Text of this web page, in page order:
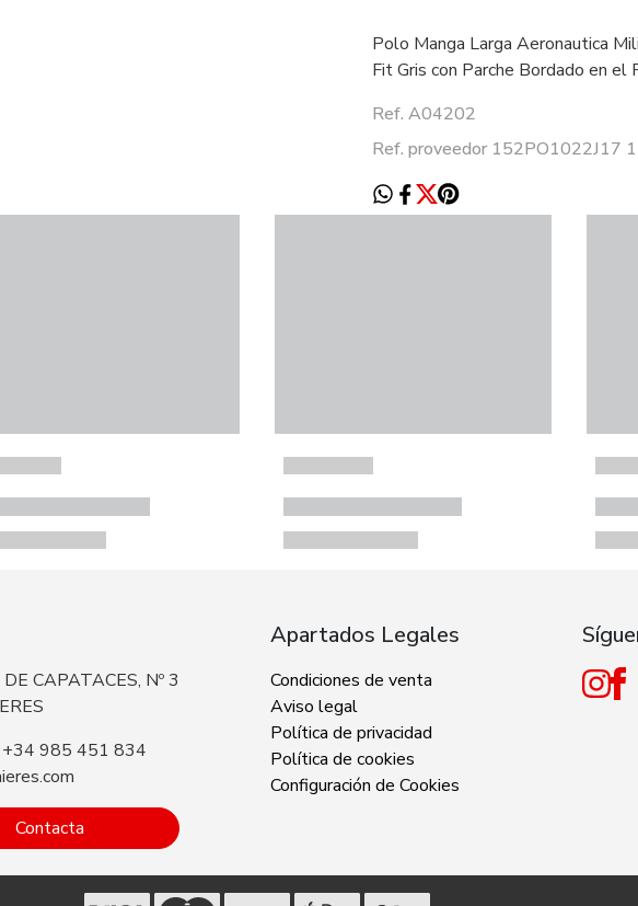
Polo Manga Larga Aeronautica
Fit Gris con Parche Bordado en
Ref. A04202
Ref. proveedor 152PO1022J17
CAPATACES, Nº 3
+34 985 451 834
Contacta
Apartados Legales
Condiciones de venta
Aviso legal
Política de privacidad
Política de cookies
Configuración de Cookies